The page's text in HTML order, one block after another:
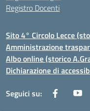
Registro Docenti
Sito 4° Circolo Lecce
Amministrazione
Albo online (storico
Dichiarazione di
Seguici su: